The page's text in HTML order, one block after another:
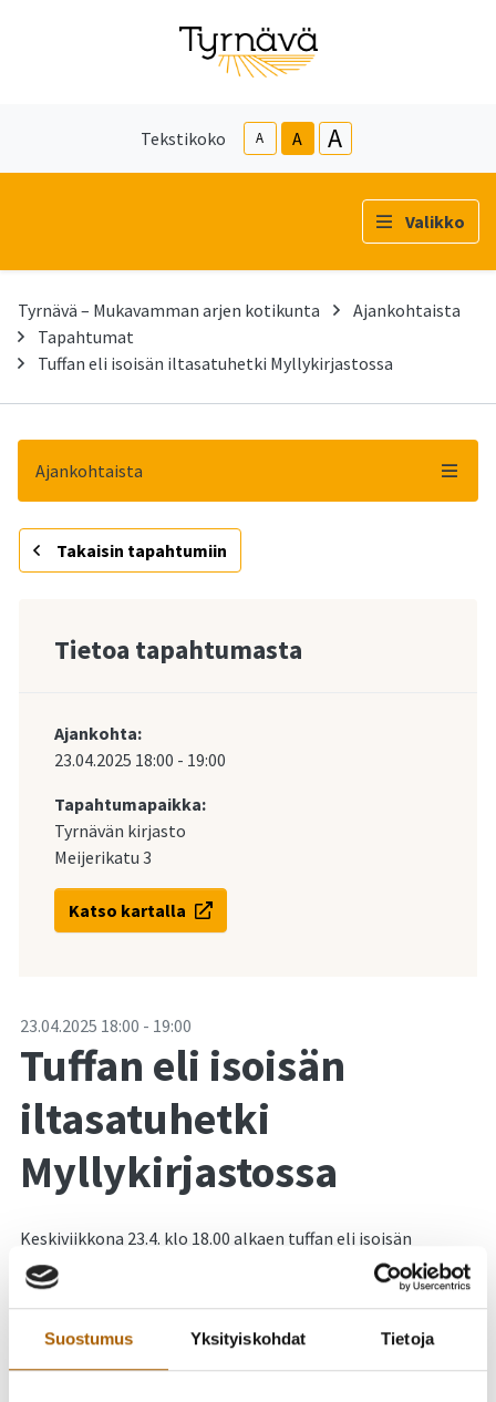
Suostumus Yksityiskohdat Tietoja
Tekstikoko A A A
Valikko
Tyrnävä – Mukavamman arjen kotikunta
Ajankohtaista
Tapahtumat
Tuffan eli isoisän iltasatuhetki Myllykirjastossa
Ajankohtaista
Takaisin tapahtumiin
Tietoa tapahtumasta
Ajankohta:
23.04.2025 18:00 - 19:00
Tapahtumapaikka:
Tyrnävän kirjasto
Meijerikatu 3
Katso kartalla
-23.04.2025 18:00 - 19:00
Tuffan eli isoisän
iltasatuhetki
Myllykirjastossa
Keskiviikkona 23.4. klo 18.00 alkaen tuffan eli isoisän
iltasatuhetki, satuja lukemassa Veli-Matti Hietikko.
Satuhetki pidetään Myllykirjaston 2. kerroksen
vuotta - Runo-olohuone-näyttely.